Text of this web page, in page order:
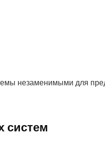
незаменимыми для
систем